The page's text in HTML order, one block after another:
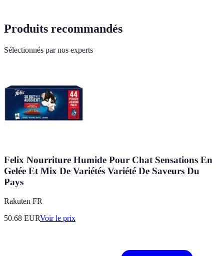
Produits recommandés
Sélectionnés par nos experts
Felix Nourriture Humide Pour Chat Sensations En
Gelée Et Mix De Variétés Variété De Saveurs Du
Pays
Rakuten FR
50.68 EURVoir le prix